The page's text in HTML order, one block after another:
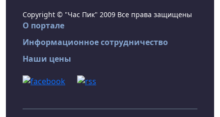
Copyright © "Час Пик" 2009 Все права защищены
О портале
Информационное сотрудничество
Наши цены